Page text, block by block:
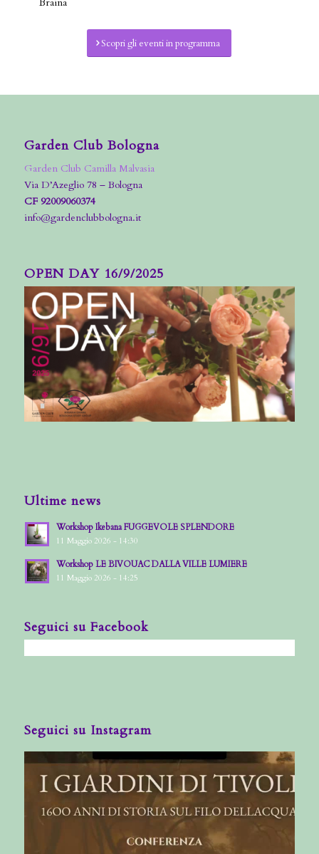
Scopri gli eventi in programma
Garden Club Bologna
Garden Club Camilla Malvasia
Via D’Azeglio 78 – Bologna
CF 92009060374
info@gardenclubbologna.it
OPEN DAY 16/9/2025
Ultime news
Workshop Ikebana FUGGEVOLE SPLENDORE
11 Maggio 2026 - 14:30
Workshop LE BIVOUAC DALLA VILLE LUMIERE
11 Maggio 2026 - 14:25
Seguici su Facebook
Seguici su Instagram